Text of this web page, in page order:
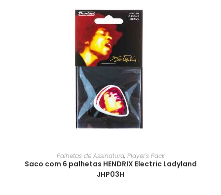
Palhetas de Assinatura, Player's Pack
Saco com 6 palhetas HENDRIX Electric Ladyland
JHP03H